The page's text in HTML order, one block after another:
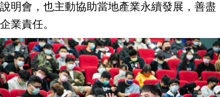
說明會，也主動協助當地產業永續發展，善盡
企業責任。